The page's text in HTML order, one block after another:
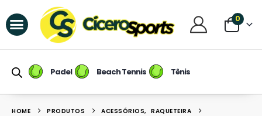
0
Padel Beach Tennis Tênis
HOME PRODUTOS ACESSÓRIOS, RAQUETEIRA